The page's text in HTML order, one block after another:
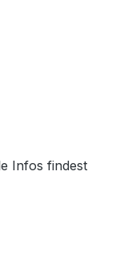
Infos findest